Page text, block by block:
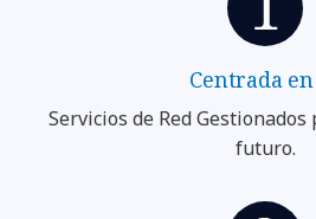
Centrada
Servicios de Red
futuro.